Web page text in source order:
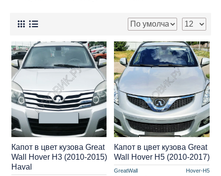
Капот в цвет кузова Great
Wall Hover H3 (2010-2015)
Haval
GreatWall Hover-H5
Капот в цвет кузова Great
Wall Hover H5 (2010-2017)